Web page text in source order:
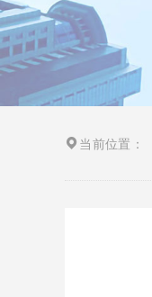
当前位置：